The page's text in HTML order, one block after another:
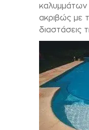
καλυμμάτων
ακριβώς με
διαστάσεις